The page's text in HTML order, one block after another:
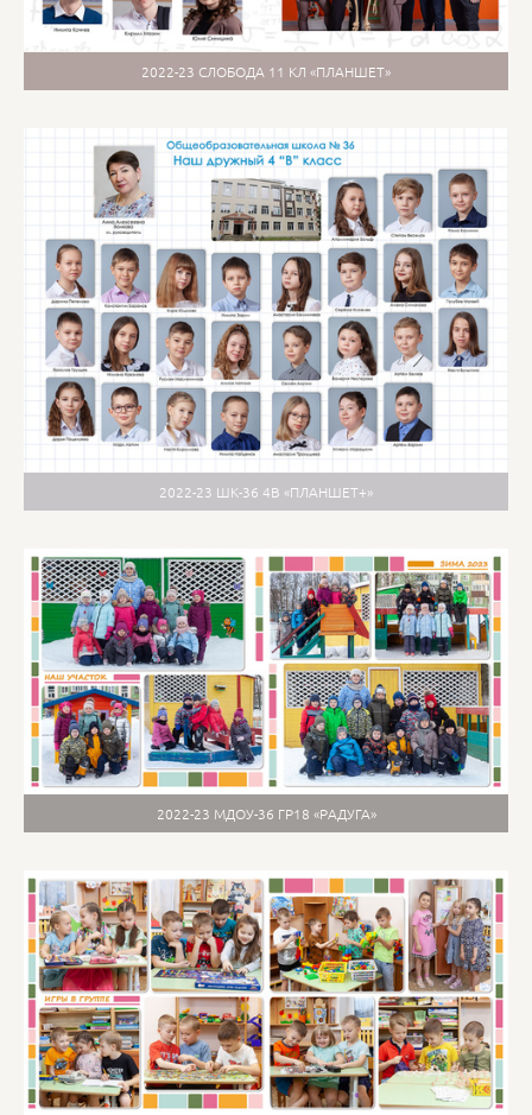
2022-23 СЛОБОДА 11 КЛ «ПЛАНШЕТ»
2022-23 ШК-36 4В «ПЛАНШЕТ+»
2022-23 МДОУ-36 ГР18 «РАДУГА»